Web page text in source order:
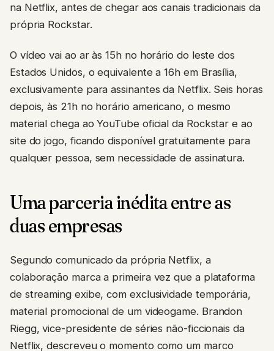
na Netflix, antes de chegar aos canais tradicionais da
própria Rockstar.
O vídeo vai ao ar às 15h no horário do leste dos
Estados Unidos, o equivalente a 16h em Brasília,
exclusivamente para assinantes da Netflix. Seis horas
depois, às 21h no horário americano, o mesmo
material chega ao YouTube oficial da Rockstar e ao
site do jogo, ficando disponível gratuitamente para
qualquer pessoa, sem necessidade de assinatura.
Uma parceria inédita entre as
duas empresas
Segundo comunicado da própria Netflix, a
colaboração marca a primeira vez que a plataforma
de streaming exibe, com exclusividade temporária,
material promocional de um videogame. Brandon
Riegg, vice-presidente de séries não-ficcionais da
Netflix, descreveu o momento como um marco